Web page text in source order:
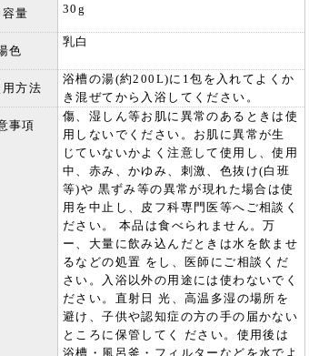
容量 30g
色
乳白
用方法
浴槽の湯(約200L)に1包を入れてよくか
き混ぜてから入浴してください。
事項
傷、湿しん等お肌に異常のあるときは使
用しないでください。お肌に異常が生
じていないかよく注意して使用し、使用
中、赤み、かゆみ、刺激、色抜け(白班
等)や 黒ずみ等の異常が現れた場合は使
用を中止し、皮フ科専門医等へご相談く
ださい。 本品は食べられません。万
ー、大量に飲み込んだときは水を飲ませ
るなどの処置 をし、医師にご相談くだ
さい。入浴以外の用途には使わないでく
ださい。直射日 光、高温多湿の場所を
避け、子供や認知症の方の手の届かない
ところに保管してく ださい。使用後は
浴槽・風呂釜・フィルターなどを水でよ